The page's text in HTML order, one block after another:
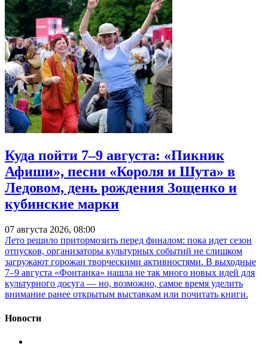
Куда пойти 7–9 августа: «Пикник
Афиши», песни «Короля и Шута» в
Ледовом, день рождения Зощенко и
кубинские марки
07 августа 2026, 08:00
Лето решило притормозить перед финалом: пока идет сезон
отпусков, организаторы культурных событий не слишком
загружают горожан творческими активностями. В выходные
7–9 августа «Фонтанка» нашла не так много новых идей для
культурного досуга — но, возможно, самое время уделить
внимание ранее открытым выставкам или почитать книги.
Новости